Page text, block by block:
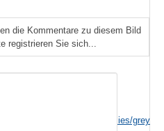
die Kommentare zu diesem Bild
registrieren Sie sich...